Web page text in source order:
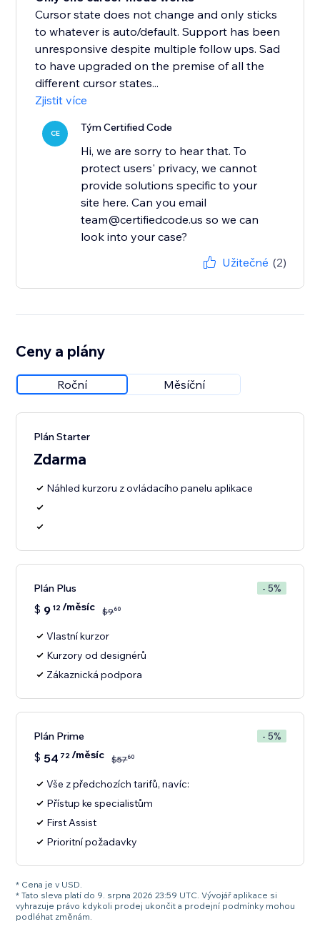
Cursor state does not change and only sticks
to whatever is auto/default. Support has been
unresponsive despite multiple follow ups. Sad
to have upgraded on the premise of all the
different cursor states...
Zjistit více
CE Tým Certified Code
Hi, we are sorry to hear that. To
protect users' privacy, we cannot
provide solutions specific to your
site here. Can you email
team@certifiedcode.us so we can
look into your case?
Užitečné (2)
Ceny a plány
Roční Měsíční
Plán Starter
Zdarma
Náhled kurzoru z ovládacího panelu aplikace
Plán Plus - 5%
$ 9 12/měsíc $960
Vlastní kurzor
Kurzory od designérů
Zákaznická podpora
Plán Prime - 5%
$ 54 72/měsíc $5760
Vše z předchozích tarifů, navíc:
Přístup ke specialistům
First Assist
Prioritní požadavky
* Cena je v USD.
* Tato sleva platí do 9. srpna 2026 23:59 UTC. Vývojář aplikace si
vyhrazuje právo kdykoli prodej ukončit a prodejní podmínky mohou
podléhat změnám.